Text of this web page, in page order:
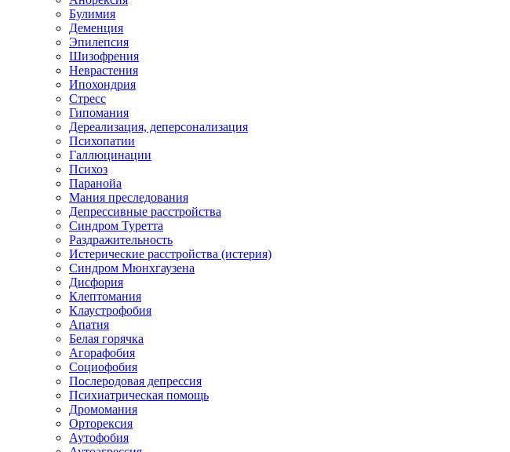
Булимия
Деменция
Эпилепсия
Шизофрения
Неврастения
Ипохондрия
Стресс
Гипомания
Дереализация, деперсонализация
Психопатии
Галлюцинации
Психоз
Паранойа
Мания преследования
Депрессивные расстройства
Синдром Туретта
Раздражительность
Истерические расстройства (истерия)
Синдром Мюнхгаузена
Дисфория
Клептомания
Клаустрофобия
Апатия
Белая горячка
Агорафобия
Социофобия
Послеродовая депрессия
Психиатрическая помощь
Дромомания
Орторексия
Аутофобия